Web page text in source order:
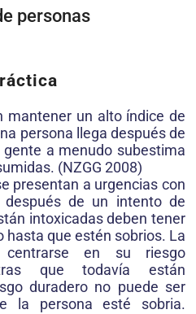
personas
mantener un alto índice de
persona llega después de
a menudo subestima
(NZGG 2008)
presentan a urgencias con
después de un intento de
intoxicadas deben tener
hasta que estén sobrios. La
centrarse en su riesgo
que todavía están
duradero no puede ser
la persona esté sobria.